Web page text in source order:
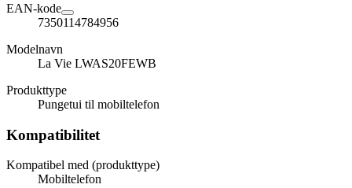
EAN-kode
7350114784956
Modelnavn
La Vie LWAS20FEWB
Produkttype
Pungetui til mobiltelefon
Kompatibilitet
Kompatibel med (produkttype)
Mobiltelefon